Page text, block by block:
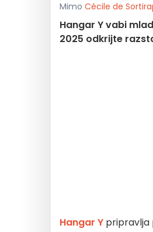
Mimo Cécile de
Hangar Y vabi
2025 odkrijte
Hangar Y pripravlja